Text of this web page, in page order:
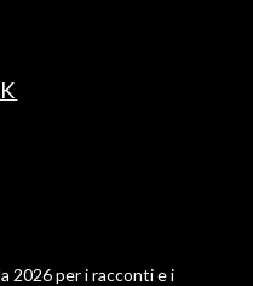
2026 per i racconti e i